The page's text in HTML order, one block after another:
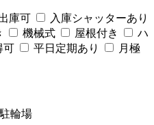
庫可
入庫シャッターあり
機械式 屋根付き
ハ
可 平日定期あり
月極
輪場